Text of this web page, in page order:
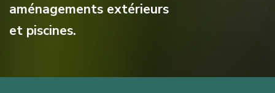
aménagements extérieurs
et piscines.